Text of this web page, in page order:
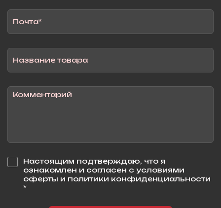
Настоящим подтверждаю, что я
ознакомлен и согласен с условиями
оферты и политики конфиденциальности
*